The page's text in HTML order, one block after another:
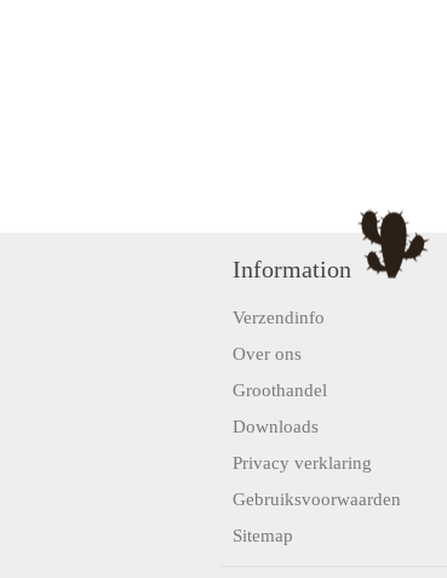
Information
Verzendinfo
Over ons
Groothandel
Downloads
Privacy verklaring
Gebruiksvoorwaarden
Sitemap